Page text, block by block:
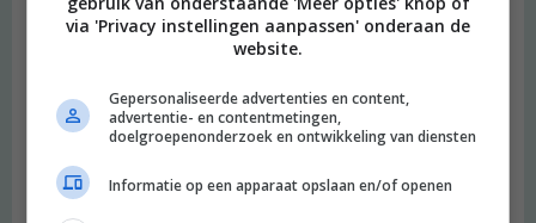
via 'Privacy instellingen aanpassen' onderaan de
website.
Gepersonaliseerde advertenties en content,
advertentie- en contentmetingen,
doelgroepenonderzoek en ontwikkeling van diensten
Informatie op een apparaat opslaan en/of openen